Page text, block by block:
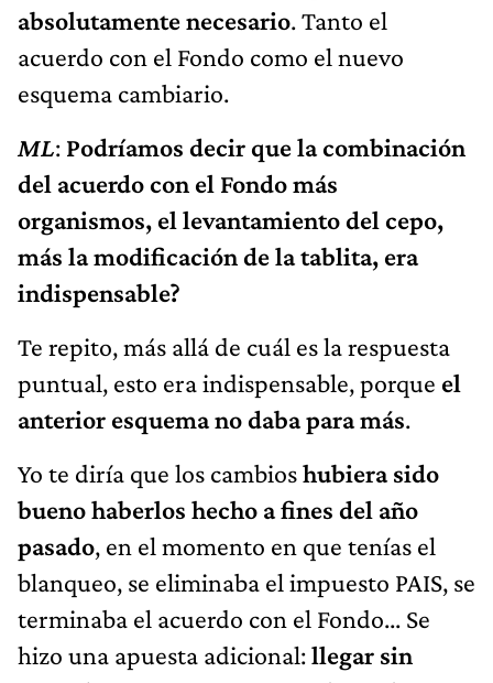
absolutamente necesario. Tanto el
acuerdo con el Fondo como el nuevo
esquema cambiario.
ML: Podríamos decir que la combinación
del acuerdo con el Fondo más
organismos, el levantamiento del cepo,
más la modificación de la tablita, era
indispensable?
Te repito, más allá de cuál es la respuesta
puntual, esto era indispensable, porque el
anterior esquema no daba para más.
Yo te diría que los cambioshubiera sido
bueno haberlos hecho a fines del año
pasado, en el momento en que tenías el
blanqueo, se eliminaba el impuesto PAIS, se
terminaba el acuerdo con el Fondo... Se
hizo una apuesta adicional:llegar sin